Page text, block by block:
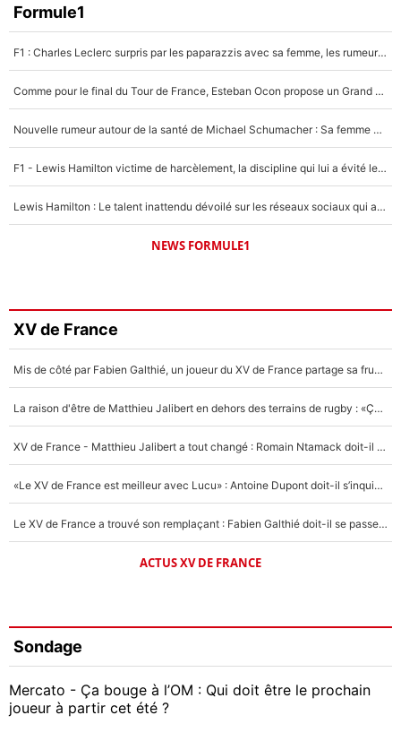
Formule1
F1 : Charles Leclerc surpris par les paparazzis avec sa femme, les rumeurs étaient vraies !
Comme pour le final du Tour de France, Esteban Ocon propose un Grand Prix de Formule 1 à Paris : «Autour de l’Arc de Triomphe, ce serait génial» !
Nouvelle rumeur autour de la santé de Michael Schumacher : Sa femme Corinna sort du silence
F1 - Lewis Hamilton victime de harcèlement, la discipline qui lui a évité le pire : «J'aurais probablement mal tourné»
Lewis Hamilton : Le talent inattendu dévoilé sur les réseaux sociaux qui a impressionné Kim Kardashian pendant leurs vacances en amoureux !
NEWS FORMULE1
XV de France
Mis de côté par Fabien Galthié, un joueur du XV de France partage sa frustration : «ils ne me l’ont pas dit tout de suite»
La raison d'être de Matthieu Jalibert en dehors des terrains de rugby : «Ça m'atteint autant que si tu touches à un membre de ma famille»
XV de France - Matthieu Jalibert a tout changé : Romain Ntamack doit-il s’inquiéter pour sa place à un an de la Coupe du monde ?
«Le XV de France est meilleur avec Lucu» : Antoine Dupont doit-il s’inquiéter pour sa place ?
Le XV de France a trouvé son remplaçant : Fabien Galthié doit-il se passer d'Antoine Dupont ?
ACTUS XV DE FRANCE
Sondage
Mercato - Ça bouge à l’OM : Qui doit être le prochain
joueur à partir cet été ?